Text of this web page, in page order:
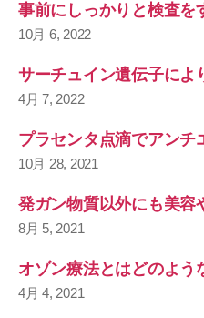
事前にしっかりと検査を
10月 6, 2022
サーチュイン遺伝子によ
4月 7, 2022
プラセンタ点滴でアンチ
10月 28, 2021
発ガン物質以外にも美容
8月 5, 2021
オゾン療法とはどのよう
4月 4, 2021